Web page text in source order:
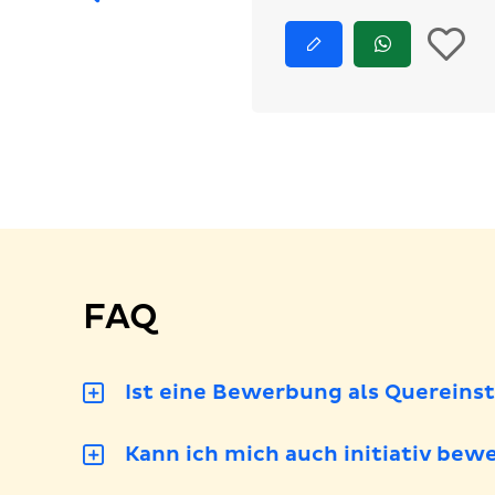
Jetzt
bewerben
Jetzt
via
In
FAQ
Ist eine Bewerbung als
Kann ich mich auch initiativ